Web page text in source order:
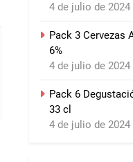
4 de julio de 2024
Pack 3 Cervezas
6%
4 de julio de 2024
Pack 6
33 cl
4 de julio de 2024